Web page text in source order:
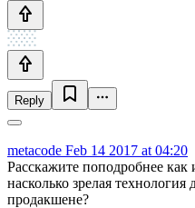
Reply
metacode Feb 14 2017 at 04:20
Расскажите поподробнее как
насколько зрелая технология
продакшене?